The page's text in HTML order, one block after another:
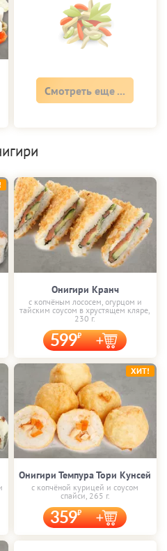
Смотреть еще ...
Онигири Кранч
с копчёным лососем, огурцом и
тайским соусом в хрустящем кляре,
230 г.
599
Онигири Темпура Тори Кунсей
с копчёной курицей и соусом
спайси, 265 г.
359
ХИТ!